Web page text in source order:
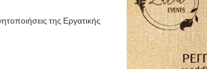
της Εργατικής